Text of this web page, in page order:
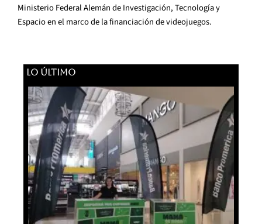
Ministerio Federal Alemán de Investigación, Tecnología y
Espacio en el marco de la financiación de videojuegos.
LO ÚLTIMO